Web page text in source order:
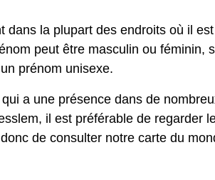
dans la plupart des endroits où il est
peut être masculin ou féminin,
prénom unisexe.
a une présence dans de
il est préférable de regarder
de consulter notre carte du